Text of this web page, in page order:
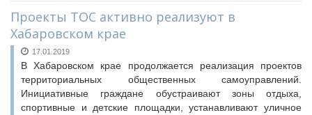
Проекты ТОС активно реализуют в
Хабаровском крае
17.01.2019
В Хабаровском крае продолжается реализация проектов
территориальных общественных самоуправлений.
Инициативные граждане обустраивают зоны отдыха,
спортивные и детские площадки, устанавливают уличное